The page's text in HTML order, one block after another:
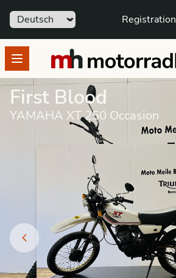
Sprache Registration
Open menumotorradhandel.ch
First Blood
YAMAHA XT 250 Occasion